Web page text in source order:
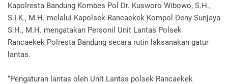
Kapolresta Bandung Kombes Pol Dr. Kusworo Wibowo, S.H.,
S.I.K., M.H. melalui Kapolsek Rancaekek Kompol Deny Sunjaya
S.H., M.H. mengatakan Personil Unit Lantas Polsek
Rancaekek Polresta Bandung secara rutin laksanakan gatur
lantas.
“Pengaturan lantas oleh Unit Lantas polsek Rancaekek